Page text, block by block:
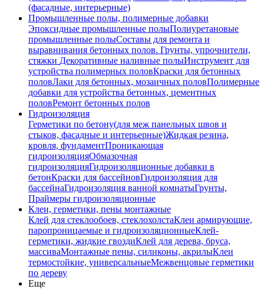
(фасадные, интерьерные)
Промышленные полы, полимерные добавки
Эпоксидные промышленные полыПолиуретановые
промышленные полыСоставы для ремонта и
выравнивания бетонных полов. Грунты, упрочнители,
стяжки Декоративные наливные полыИнструмент для
устройства полимерных половКраски для бетонных
половЛаки для бетонных, мозаичных половПолимерные
добавки для устройства бетонных, цементных
половРемонт бетонных полов
Гидроизоляция
Герметики по бетону(для меж панельных швов и
стыков, фасадные и интерьерные)Жидкая резина,
кровля, фундаментПроникающая
гидроизоляцияОбмазочная
гидроизоляцияГидроизоляционные добавки в
бетонКраски для бассейновГидроизоляция для
бассейнаГидроизоляция ванной комнатыГрунты,
Праймеры гидроизоляционные
Клеи, герметики, пены монтажные
Клей для стеклообоев, стеклохолстаКлеи армирующие,
паропроницаемые и гидроизоляционныеКлей-
герметики, жидкие гвоздиКлей для дерева, бруса,
массиваМонтажные пены, силиконы, акрилыКлеи
термостойкие, универсальныеМежвенцовые герметики
по дереву
Еще